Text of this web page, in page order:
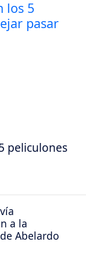
peliculones
a la
Abelardo